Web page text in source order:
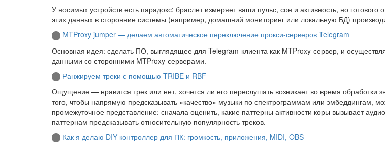
У носимых устройств есть парадокс: браслет измеряет ваши пульс, сон и активность, но готового
этих данных в сторонние системы (например, домашний мониторинг или локальную БД)
MTProxy jumper — делаем автоматическое переключение прокси-серверов Telegram
Основная идея: сделать ПО, выглядящее для Telegram-клиента как MTProxy-сервер, и
данными со сторонними MTProxy-серверами.
Ранжируем треки с помощью TRIBE и RBF
Ощущение — нравится трек или нет, хочется ли его переслушать возникает во время обработки
того, чтобы напрямую предсказывать «качество» музыки по спектрограммам или эмбеддингам,
промежуточное представление: сначала оценить, какие паттерны активности коры вызывает
паттернам предсказывать относительную популярность треков.
Как я делаю DIY-контроллер для ПК: громкость, приложения, MIDI, OBS